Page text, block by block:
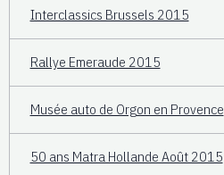
Interclassics Brussels 2015
Rallye Emeraude 2015
Musée auto de Orgon en Provence
50 ans Matra Hollande Août 2015